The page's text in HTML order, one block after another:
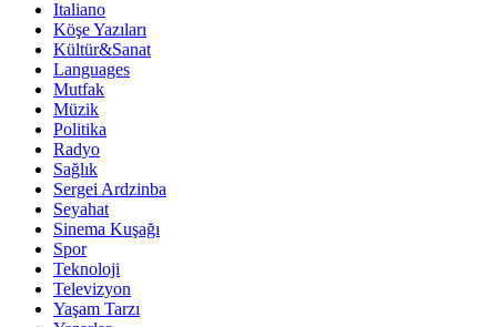
Italiano
Köşe Yazıları
Kültür&Sanat
Languages
Mutfak
Müzik
Politika
Radyo
Sağlık
Sergei Ardzinba
Seyahat
Sinema Kuşağı
Spor
Teknoloji
Televizyon
Yaşam Tarzı